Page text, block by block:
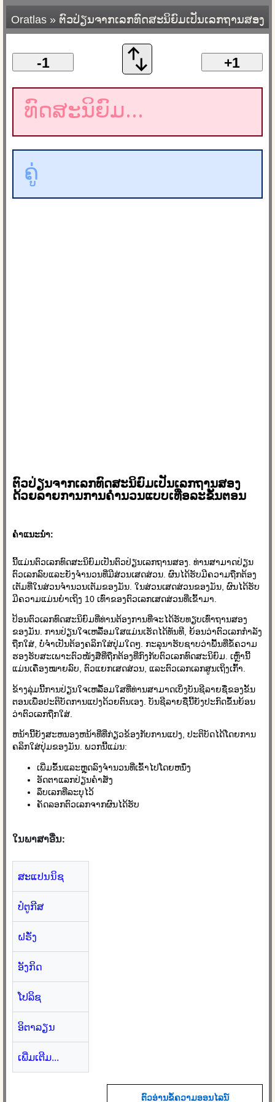
Oratlas» ຕົວປ່ຽນຈາກເລກທົດສະນິຍົມເປັນເລກຖານສອງ
-1 +1
ຕົວປ່ຽນຈາກເລກທົດສະນິຍົມເປັນເລກຖານສອງ
ດ້ວຍລາຍການການຄຳນວນແບບເທື່ອລະຂັ້ນຕອນ
ຄໍາແນະນໍາ:
ນີ້ແມ່ນຕົວເລກທົດສະນິຍົມເປັນຕົວປ່ຽນເລກຖານສອງ. ທ່ານ​ສາ​ມາດ​ປ່ຽນ​
ຕົວ​ເລກ​ລົບ​ແລະ​ຍັງ​ຈໍາ​ນວນ​ທີ່​ມີ​ສ່ວນ​ເສດ​ສ່ວນ​. ຜົນໄດ້ຮັບມີຄວາມຖືກຕ້ອງ
ເຕັມທີ່ໃນສ່ວນຈໍານວນເຕັມຂອງມັນ. ໃນສ່ວນເສດສ່ວນຂອງມັນ, ຜົນໄດ້ຮັບ
ມີຄວາມແມ່ນຍໍາເຖິງ 10 ເທົ່າຂອງຕົວເລກເສດສ່ວນທີ່ເຂົ້າມາ.
ປ້ອນຕົວເລກທົດສະນິຍົມທີ່ທ່ານຕ້ອງການທີ່ຈະໄດ້ຮັບທຽບເທົ່າຖານສອງ
ຂອງມັນ. ການປ່ຽນໃຈເຫລື້ອມໃສແມ່ນເຮັດໄດ້ທັນທີ, ຍ້ອນວ່າຕົວເລກກໍາລັງ
ຖືກໃສ່, ບໍ່ຈໍາເປັນຕ້ອງຄລິກໃສ່ປຸ່ມໃດໆ. ກະລຸນາຮັບຊາບວ່າພື້ນທີ່ຂໍ້ຄວາມ
ຮອງຮັບສະເພາະຕົວໜັງສືທີ່ຖືກຕ້ອງທີ່ກົງກັບຕົວເລກທົດສະນິຍົມ. ເຫຼົ່ານີ້
ແມ່ນເຄື່ອງໝາຍລົບ, ຕົວແຍກເສດສ່ວນ, ແລະຕົວເລກເລກສູນເຖິງເກົ້າ.
ຂ້າງລຸ່ມນີ້ການປ່ຽນໃຈເຫລື້ອມໃສທີ່ທ່ານສາມາດເບິ່ງບັນຊີລາຍຊື່ຂອງຂັ້ນ
ຕອນເພື່ອປະຕິບັດການແປງດ້ວຍຕົນເອງ. ບັນຊີລາຍຊື່ນີ້ຍັງປະກົດຂຶ້ນຍ້ອນ
ວ່າຕົວເລກຖືກໃສ່.
ຫນ້ານີ້ຍັງສະຫນອງຫນ້າທີ່ທີ່ກ່ຽວຂ້ອງກັບການແປງ, ປະຕິບັດໄດ້ໂດຍການ
ຄລິກໃສ່ປຸ່ມຂອງມັນ. ພວກ​ນີ້​ແມ່ນ:
ເພີ່ມ​ຂຶ້ນ​ແລະ​ຫຼຸດ​ລົງ​ຈໍາ​ນວນ​ທີ່​ເຂົ້າ​ໄປ​ໂດຍ​ຫນຶ່ງ​
ອັດ​ຕາ​ແລກ​ປ່ຽນ​ຄໍາ​ສັ່ງ​
ລຶບເລກທີ່ລະບຸໄວ້
ຄັດລອກຕົວເລກຈາກຜົນໄດ້ຮັບ
ຕົວ​ອ່ານ​ຂໍ້​ຄວາມ​ອອນ​ໄລ​ນ​໌​
ໃນພາສາອື່ນ:
ສະແປນນິຊ
ປໍຕູກີສ
ຝຣັ່ງ
ອັງກິດ
ໂປລິຊ
ອິຕາລຽນ
ເພີ່ມເຕີມ...